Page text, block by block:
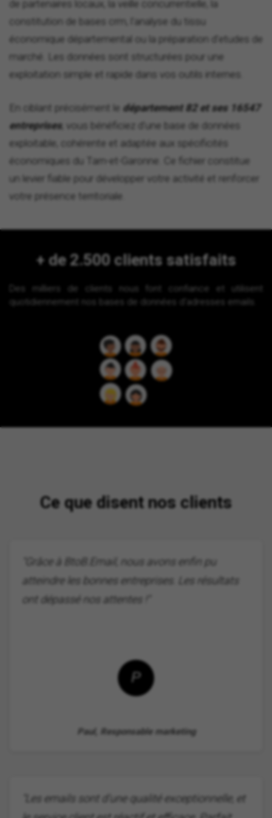
de partenaires locaux, la veille concurrentielle, la
constitution de bases crm, l'analyse du tissu
économique départemental ou la préparation d'etudes de
marché. Les données sont structurées pour une
exploitation simple et rapide dans vos outils internes.
En ciblant précisément le département 82 et ses 16547
entreprises, vous bénéficiez d'une base de données
exploitable, cohérente et adaptée aux spécificités
économiques du Tarn-et-Garonne. Ce fichier constitue
un levier fiable pour développer votre activité et renforcer
votre présence territoriale.
+ de 2.500 clients satisfaits
Des milliers de clients nous font confiance et utilisent
quotidiennement nos bases de données d'adresses emails.
Ce que disent nos clients
"Grâce à BtoB.Email, nous avons enfin pu
atteindre les bonnes entreprises. Les résultats
ont dépassé nos attentes !"
P
Paul, Responsable marketing
"Les emails sont d'une qualité exceptionnelle, et